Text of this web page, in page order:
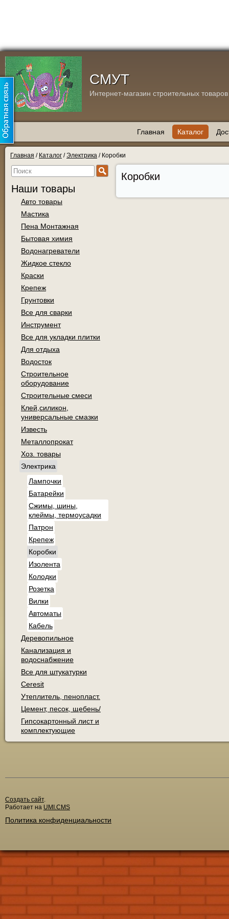
СМУТ
Интернет-магазин строительных товаров
Главная Каталог
Главная / Каталог / Электрика / Коробки
Наши товары
Авто товары
Мастика
Пена Монтажная
Бытовая химия
Водонагреватели
Жидкое стекло
Краски
Крепеж
Грунтовки
Все для сварки
Инструмент
Все для укладки плитки
Для отдыха
Водосток
Строительное
оборудование
Строительные смеси
Клей,силикон,
универсальные смазки
Известь
Металлопрокат
Хоз. товары
Электрика
Лампочки
Батарейки
Сжимы, шины,
клеймы, термоусадки
Патрон
Крепеж
Коробки
Изолента
Колодки
Розетка
Вилки
Автоматы
Кабель
Деревопильное
Канализация и
водоснабжение
Все для штукатурки
Ceresit
Утеплитель, пенопласт.
Цемент, песок, щебень/
Гипсокартонный лист и
комплектующие
Коробки
Создать сайт.
Работает на UMI.CMS
Политика конфиденциальности